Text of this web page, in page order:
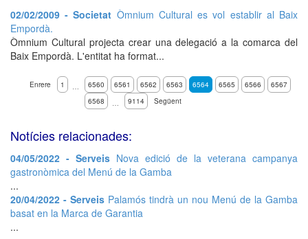
02/02/2009 - Societat Òmnium Cultural es vol establir al Baix
Empordà.
Òmnium Cultural projecta crear una delegació a la comarca del
Baix Empordà. L'entitat ha format...
Enrere 1 … 6560 6561 6562 6563 6564 6565 6566
6567
6568
… 9114 Següent
Notícies relacionades:
04/05/2022 - Serveis Nova edició de la veterana campanya
gastronòmica del Menú de la Gamba
...
20/04/2022 - Serveis Palamós tindrà un nou Menú de la Gamba
basat en la Marca de Garantia
...